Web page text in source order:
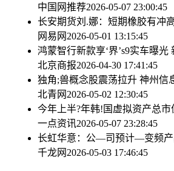
中国网推荐2026-05-07 23:00:45
长安期货刘.娜：短期橡胶有冲
网易网2026-05-01 13:15:45
鸿蒙智行新款享‘界’s9实车曝
北京商报2026-04-30 17:41:45
独角;兽概念股震荡拉升 神州信
北青网2026-05-02 12:30:45
今年上半?年韩!国虚拟资产总市
一点资讯2026-05-07 23:28:45
长虹华意：公—司预计—变频产
千龙网2026-05-03 17:46:45